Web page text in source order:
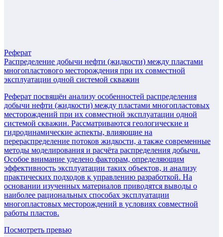
Реферат
Распределение добычи нефти (жидкости) между пластами
многопластового месторождения при их совместной
эксплуатации одной системой скважин
Реферат посвящён анализу особенностей распределения
добычи нефти (жидкости) между пластами многопластовых
месторождений при их совместной эксплуатации одной
системой скважин. Рассматриваются геологические и
гидродинамические аспекты, влияющие на
перераспределение потоков жидкости, а также современные
методы моделирования и расчёта распределения добычи.
Особое внимание уделено факторам, определяющим
эффективность эксплуатации таких объектов, и анализу
практических подходов к управлению разработкой. На
основании изученных материалов приводятся выводы о
наиболее рациональных способах эксплуатации
многопластовых месторождений в условиях совместной
работы пластов.
Посмотреть превью